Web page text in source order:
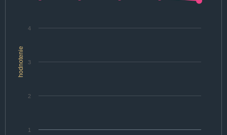
hodnotenie
1
2
3
4